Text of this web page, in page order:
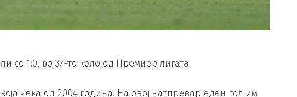
со 1:0, во 37-то коло од Премиер лигата.
чека од 2004 година. На овој натпревар еден гол им